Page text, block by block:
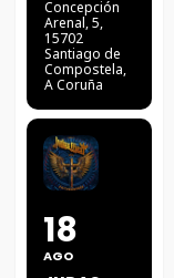
Concepción
Arenal, 5,
15702
Santiago de
Compostela,
A Coruña
18
AGO